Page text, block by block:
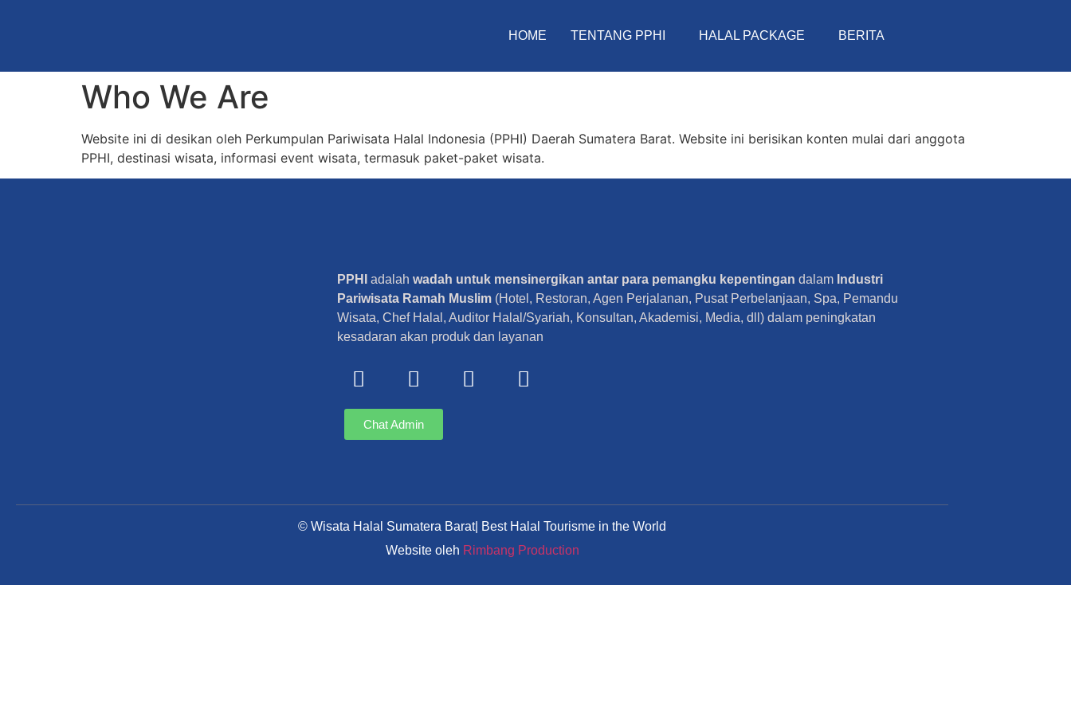
HOME TENTANG PPHI HALAL PACKAGE BERITA
Who We Are
Website ini di desikan oleh Perkumpulan Pariwisata Halal Indonesia (PPHI) Daerah Sumatera Barat. Website ini berisikan konten mulai dari anggota
PPHI, destinasi wisata, informasi event wisata, termasuk paket-paket wisata.
PPHI adalah wadah untuk mensinergikan antar para pemangku kepentingan dalam Industri
Pariwisata Ramah Muslim (Hotel, Restoran, Agen Perjalanan, Pusat Perbelanjaan, Spa, Pemandu
Wisata, Chef Halal, Auditor Halal/Syariah, Konsultan, Akademisi, Media, dll) dalam peningkatan
kesadaran akan produk dan layanan
Chat Admin
© Wisata Halal Sumatera Barat| Best Halal Tourisme in the World
Website oleh Rimbang Production